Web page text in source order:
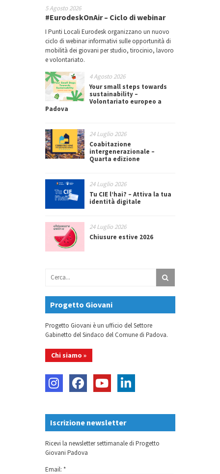
5 Agosto 2026
#EurodeskOnAir – Ciclo di webinar
I Punti Locali Eurodesk organizzano un nuovo
ciclo di webinar informativi sulle opportunità di
mobilità dei giovani per studio, tirocinio, lavoro
e volontariato.
4 Agosto 2026
Your small steps towards
sustainability –
Volontariato europeo a
Padova
24 Luglio 2026
Coabitazione
intergenerazionale –
Quarta edizione
24 Luglio 2026
Tu CIE l’hai? – Attiva la tua
identità digitale
24 Luglio 2026
Chiusure estive 2026
Progetto Giovani
Progetto Giovani è un ufficio del Settore
Gabinetto del Sindaco del Comune di Padova.
Chi siamo »
Iscrizione newsletter
Ricevi la newsletter settimanale di Progetto
Giovani Padova
Email: *